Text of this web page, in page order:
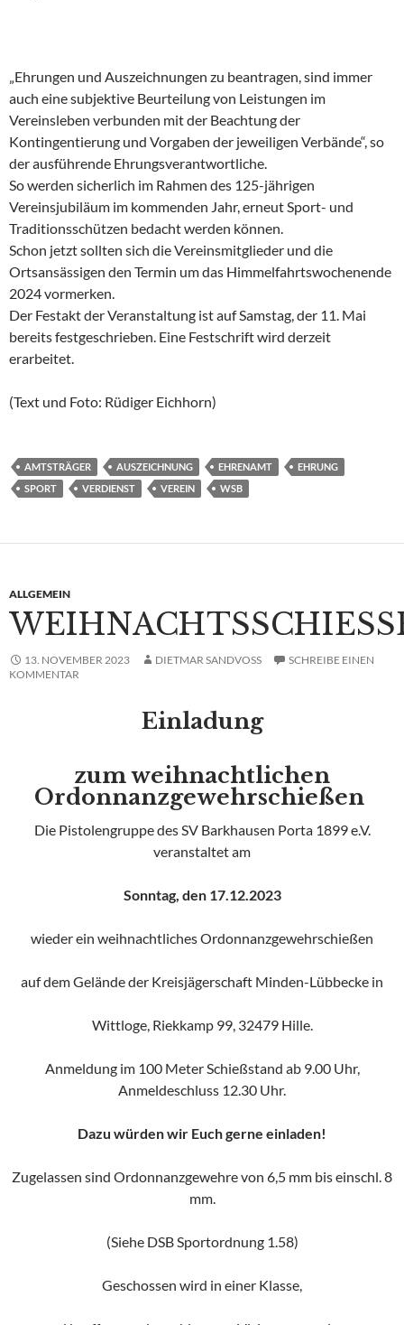
„Ehrungen und Auszeichnungen zu beantragen, sind immer
auch eine subjektive Beurteilung von Leistungen im
Vereinsleben verbunden mit der Beachtung der
Kontingentierung und Vorgaben der jeweiligen Verbände“, so
der ausführende Ehrungsverantwortliche.
So werden sicherlich im Rahmen des 125-jährigen
Vereinsjubiläum im kommenden Jahr, erneut Sport- und
Traditionsschützen bedacht werden können.
Schon jetzt sollten sich die Vereinsmitglieder und die
Ortsansässigen den Termin um das Himmelfahrtswochenende
2024 vormerken.
Der Festakt der Veranstaltung ist auf Samstag, der 11. Mai
bereits festgeschrieben. Eine Festschrift wird derzeit
erarbeitet.
(Text und Foto: Rüdiger Eichhorn)
AMTSTRÄGER AUSZEICHNUNG EHRENAMT
EHRUNG
SPORT
VERDIENST VEREIN WSB
ALLGEMEIN
13. NOVEMBER 2023 DIETMAR SANDVOSS
SCHREIBE EINEN
KOMMENTAR
Einladung
zum weihnachtlichen
Ordonnanzgewehrschießen
Die Pistolengruppe des SV Barkhausen Porta 1899 e.V.
veranstaltet am
Sonntag, den 17.12.2023
wieder ein weihnachtliches Ordonnanzgewehrschießen
auf dem Gelände der Kreisjägerschaft Minden-Lübbecke in
Wittloge, Riekkamp 99, 32479 Hille.
Anmeldung im 100 Meter Schießstand ab 9.00 Uhr,
Anmeldeschluss 12.30 Uhr.
Dazu würden wir Euch gerne einladen!
Zugelassen sind Ordonnanzgewehre von 6,5 mm bis einschl. 8
mm.
(Siehe DSB Sportordnung 1.58)
Geschossen wird in einer Klasse,